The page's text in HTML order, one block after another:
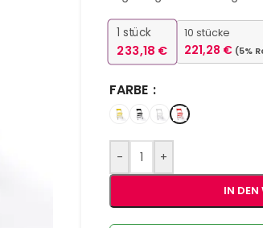
1 stück
233,18 €
10 stücke
221,28 € (5%
FARBE
- +
IN DEN